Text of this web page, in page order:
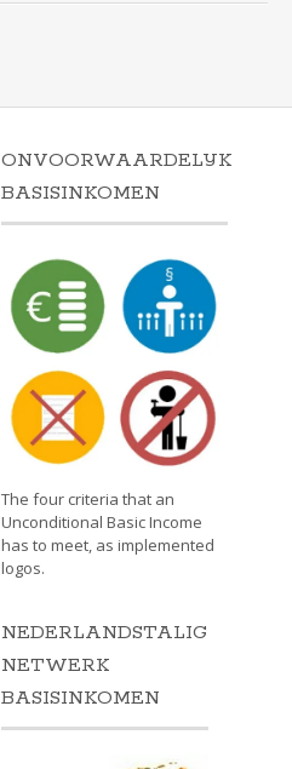
ONVOORWAARDELIJK
BASISINKOMEN
The four criteria that an
Unconditional Basic Income
has to meet, as implemented
logos.
NEDERLANDSTALIG
NETWERK
BASISINKOMEN